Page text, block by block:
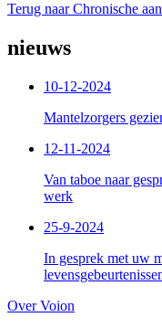
Terug naar Chronische
nieuws
10-12-2024
Mantelzorgers
12-11-2024
Van taboe naar
werk
25-9-2024
In gesprek met uw
Over Voion